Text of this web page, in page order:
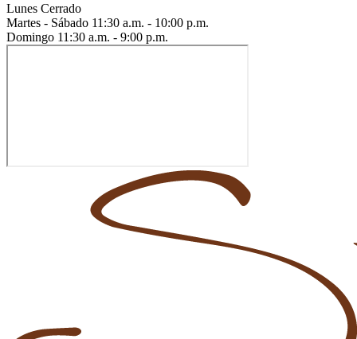
Lunes Cerrado
Martes - Sábado 11:30 a.m. - 10:00 p.m.
Domingo 11:30 a.m. - 9:00 p.m.